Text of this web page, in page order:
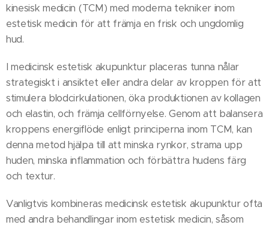
kinesisk medicin (TCM) med moderna tekniker inom
estetisk medicin för att främja en frisk och ungdomlig
hud.
I medicinsk estetisk akupunktur placeras tunna nålar
strategiskt i ansiktet eller andra delar av kroppen för att
stimulera blodcirkulationen, öka produktionen av kollagen
och elastin, och främja cellförnyelse. Genom att balansera
kroppens energiflöde enligt principerna inom TCM, kan
denna metod hjälpa till att minska rynkor, strama upp
huden, minska inflammation och förbättra hudens färg
och textur.
Vanligtvis kombineras medicinsk estetisk akupunktur ofta
med andra behandlingar inom estetisk medicin, såsom